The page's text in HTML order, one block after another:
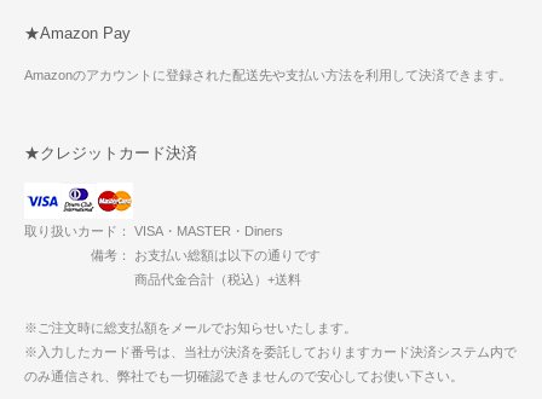
★Amazon Pay
Amazonのアカウントに登録された配送先や支払い方法を利用して決済できます。
★クレジットカード決済
取り扱いカード： VISA・MASTER・Diners
備考： お支払い総額は以下の通りです
商品代金合計（税込）+送料
※ご注文時に総支払額をメールでお知らせいたします。
※入力したカード番号は、当社が決済を委託しておりますカード決済システム内で
のみ通信され、弊社でも一切確認できませんので安心してお使い下さい。